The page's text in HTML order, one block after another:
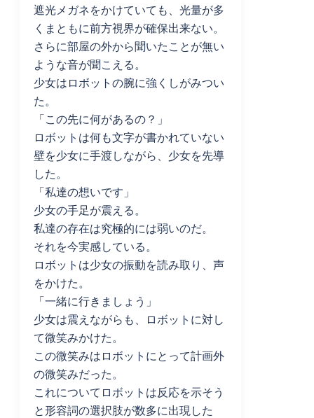
遮光メガネをかけていても、光量が多
くまともに前方視界が確保出来ない。
さらに部屋の外から聞いたことが無い
ような音が聞こえる。
少女はロボットの腕に強くしがみつい
た。
「この先に何があるの？」
ロボットは何も文字が書かれていない
壁を少女に手渡しながら、少女を先導
した。
「私達の想いです」
少女の手足が震える。
私達の存在は究極的には弱いのだ。
それを今実感している。
ロボットは少女の振動を読み取り、声
をかけた。
「一緒に行きましょう」
少女は震えながらも、ロボットに対し
て微笑みかけた。
この微笑みはロボットにとって計画外
の微笑みだった。
これについてロボットは反応を示そう
と形容詞の選択肢が数多に出現した